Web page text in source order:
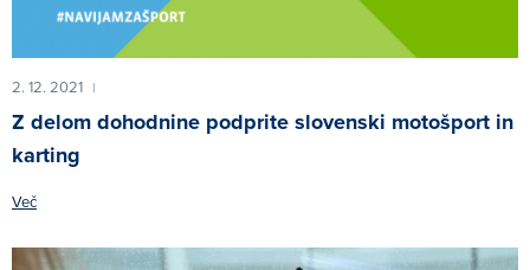
2. 12. 2021 |
Z delom dohodnine podprite slovenski motošport in
karting
Več